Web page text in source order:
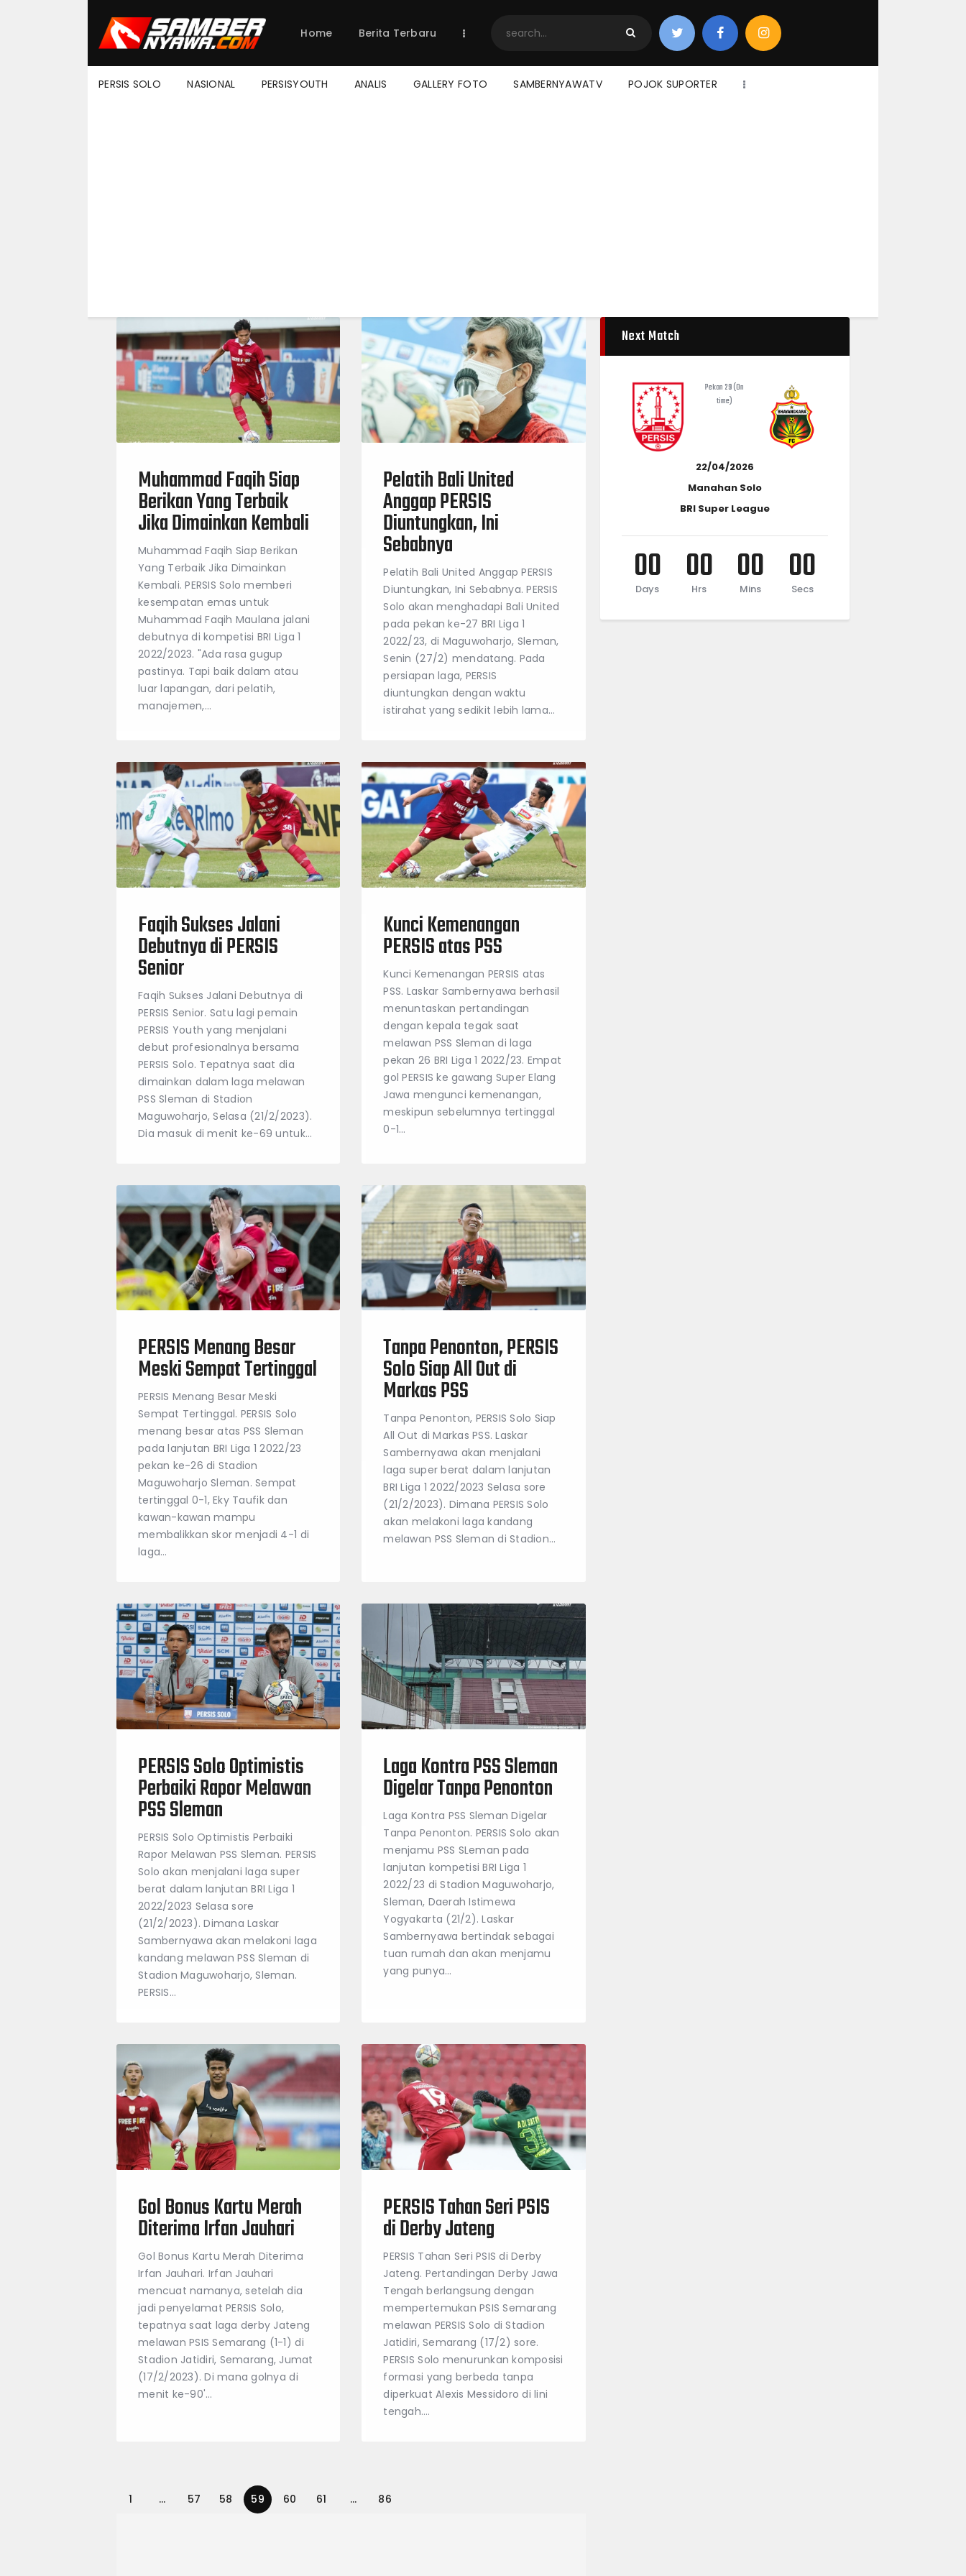
Home Berita Terbaru
PERSIS SOLO NASIONAL PERSISYOUTH ANALIS GALLERY FOTO SAMBERNYAWATV POJOK SUPORTER
Berita Terbaru
Jadwal & Hasil
Klasemen
Muhammad Faqih Siap
Berikan Yang Terbaik
Jika Dimainkan Kembali
Muhammad Faqih Siap Berikan
Yang Terbaik Jika Dimainkan
Kembali. PERSIS Solo memberi
kesempatan emas untuk
Muhammad Faqih Maulana jalani
debutnya di kompetisi BRI Liga 1
2022/2023. "Ada rasa gugup
pastinya. Tapi baik dalam atau
luar lapangan, dari pelatih,
manajemen,…
Pelatih Bali United
Anggap PERSIS
Diuntungkan, Ini
Sebabnya
Pelatih Bali United Anggap PERSIS
Diuntungkan, Ini Sebabnya. PERSIS
Solo akan menghadapi Bali United
pada pekan ke-27 BRI Liga 1
2022/23, di Maguwoharjo, Sleman,
Senin (27/2) mendatang. Pada
persiapan laga, PERSIS
diuntungkan dengan waktu
istirahat yang sedikit lebih lama…
Faqih Sukses Jalani
Debutnya di PERSIS
Senior
Faqih Sukses Jalani Debutnya di
PERSIS Senior. Satu lagi pemain
PERSIS Youth yang menjalani
debut profesionalnya bersama
PERSIS Solo. Tepatnya saat dia
dimainkan dalam laga melawan
PSS Sleman di Stadion
Maguwoharjo, Selasa (21/2/2023).
Dia masuk di menit ke-69 untuk…
Kunci Kemenangan
PERSIS atas PSS
Kunci Kemenangan PERSIS atas
PSS. Laskar Sambernyawa berhasil
menuntaskan pertandingan
dengan kepala tegak saat
melawan PSS Sleman di laga
pekan 26 BRI Liga 1 2022/23. Empat
gol PERSIS ke gawang Super Elang
Jawa mengunci kemenangan,
meskipun sebelumnya tertinggal
0-1…
PERSIS Menang Besar
Meski Sempat Tertinggal
PERSIS Menang Besar Meski
Sempat Tertinggal. PERSIS Solo
menang besar atas PSS Sleman
pada lanjutan BRI Liga 1 2022/23
pekan ke-26 di Stadion
Maguwoharjo Sleman. Sempat
tertinggal 0-1, Eky Taufik dan
kawan-kawan mampu
membalikkan skor menjadi 4-1 di
laga…
Tanpa Penonton, PERSIS
Solo Siap All Out di
Markas PSS
Tanpa Penonton, PERSIS Solo Siap
All Out di Markas PSS. Laskar
Sambernyawa akan menjalani
laga super berat dalam lanjutan
BRI Liga 1 2022/2023 Selasa sore
(21/2/2023). Dimana PERSIS Solo
akan melakoni laga kandang
melawan PSS Sleman di Stadion…
PERSIS Solo Optimistis
Perbaiki Rapor Melawan
PSS Sleman
PERSIS Solo Optimistis Perbaiki
Rapor Melawan PSS Sleman. PERSIS
Solo akan menjalani laga super
berat dalam lanjutan BRI Liga 1
2022/2023 Selasa sore
(21/2/2023). Dimana Laskar
Sambernyawa akan melakoni laga
kandang melawan PSS Sleman di
Stadion Maguwoharjo, Sleman.
PERSIS…
Laga Kontra PSS Sleman
Digelar Tanpa Penonton
Laga Kontra PSS Sleman Digelar
Tanpa Penonton. PERSIS Solo akan
menjamu PSS SLeman pada
lanjutan kompetisi BRI Liga 1
2022/23 di Stadion Maguwoharjo,
Sleman, Daerah Istimewa
Yogyakarta (21/2). Laskar
Sambernyawa bertindak sebagai
tuan rumah dan akan menjamu
yang punya…
Gol Bonus Kartu Merah
Diterima Irfan Jauhari
Gol Bonus Kartu Merah Diterima
Irfan Jauhari. Irfan Jauhari
mencuat namanya, setelah dia
jadi penyelamat PERSIS Solo,
tepatnya saat laga derby Jateng
melawan PSIS Semarang (1-1) di
Stadion Jatidiri, Semarang, Jumat
(17/2/2023). Di mana golnya di
menit ke-90'…
PERSIS Tahan Seri PSIS
di Derby Jateng
PERSIS Tahan Seri PSIS di Derby
Jateng. Pertandingan Derby Jawa
Tengah berlangsung dengan
mempertemukan PSIS Semarang
melawan PERSIS Solo di Stadion
Jatidiri, Semarang (17/2) sore.
PERSIS Solo menurunkan komposisi
formasi yang berbeda tanpa
diperkuat Alexis Messidoro di lini
tengah.…
1 … 57 58 59 60 61 … 86
Next Match
Pekan 29 (On
time)
22/04/2026
Manahan Solo
BRI Super League
00
Days 00
Hrs 00
Mins 00
Secs